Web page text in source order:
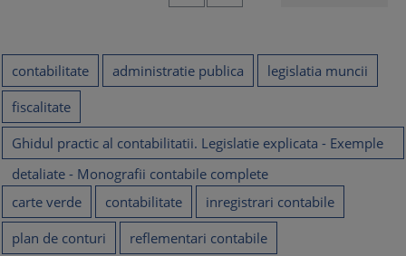
contabilitate administratie publica
legislatia muncii
fiscalitate
Ghidul practic al contabilitatii. Legislatie explicata - Exemple
detaliate - Monografii contabile complete
carte verde
contabilitate
inregistrari contabile
plan de conturi
reflementari contabile